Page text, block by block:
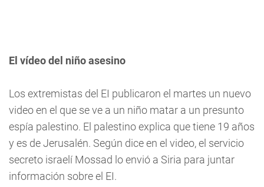
El vídeo del niño asesino
Los extremistas del EI publicaron el martes un nuevo
video en el que se ve a un niño matar a un presunto
espía palestino. El palestino explica que tiene 19 años
y es de Jerusalén. Según dice en el video, el servicio
secreto israelí Mossad lo envió a Siria para juntar
información sobre el EI.